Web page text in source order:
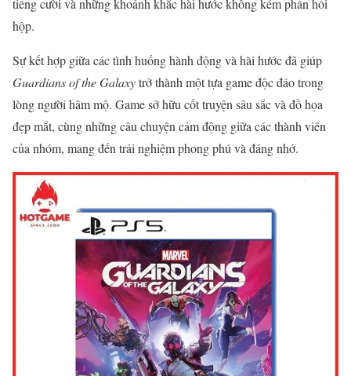
tiếng cười và những khoảnh khắc hài hước không kém phần hồi
hộp.
Sự kết hợp giữa các tình huống hành động và hài hước đã giúp
Guardians of the Galaxytrở thành một tựa game độc đáo trong
lòng người hâm mộ. Game sở hữu cốt truyện sâu sắc và đồ họa
đẹp mắt, cùng những câu chuyện cảm động giữa các thành viên
của nhóm, mang đến trải nghiệm phong phú và đáng nhớ.